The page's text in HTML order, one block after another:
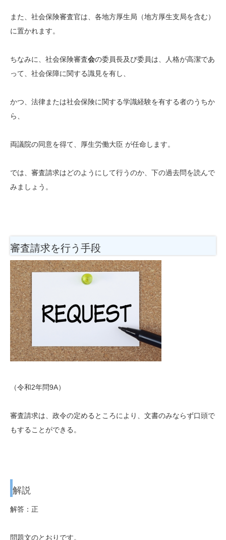
また、社会保険審査官は、各地方厚生局（地方厚生支局を含む）
に置かれます。
ちなみに、社会保険審査会の委員長及び委員は、人格が高潔であ
って、社会保障に関する識見を有し、
かつ、法律または社会保険に関する学識経験を有する者のうちか
ら、
両議院の同意を得て、厚生労働大臣 が任命します。
では、審査請求はどのようにして行うのか、下の過去問を読んで
みましょう。
審査請求を行う手段
（令和2年問9A）
審査請求は、政令の定めるところにより、文書のみならず口頭で
もすることができる。
解説
解答：正
問題文のとおりです。